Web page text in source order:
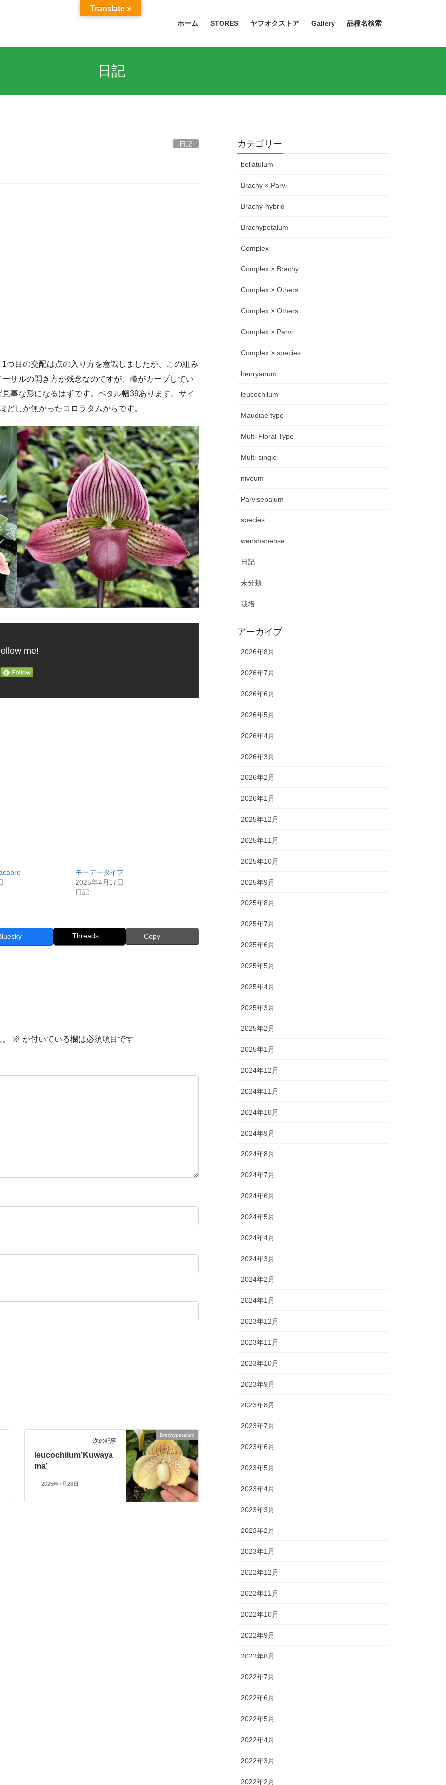
ホーム STORES ヤフオクストア Gallery 品種名検索
日記
日記
つ目の交配は点の入り方を意識しましたが、この組み
サルの開き方が残念なのですが、峰がカーブしてい
事な形になるはずです。ペタル幅39あります。サイ
どしか無かったコロラタムからです。
me!
モーデータイプ
2025年4月17日
日記
Threads Copy
※ が付いている欄は必須項目です
Brachypetalum
次の記事
leucochilum’Kuwaya
ma’
2025年7月28日
カテゴリー
bellatulum
Brachy × Parvi
Brachy-hybrid
Brachypetalum
Complex
Complex × Brachy
Complex × Others
Complex × Others
Complex × Parvi
Complex × species
henryanum
leucochilum
Maudiae type
Multi-Floral Type
Multi-single
niveum
Parvisepalum
species
wenshanense
日記
未分類
栽培
アーカイブ
2026年8月
2026年7月
2026年6月
2026年5月
2026年4月
2026年3月
2026年2月
2026年1月
2025年12月
2025年11月
2025年10月
2025年9月
2025年8月
2025年7月
2025年6月
2025年5月
2025年4月
2025年3月
2025年2月
2025年1月
2024年12月
2024年11月
2024年10月
2024年9月
2024年8月
2024年7月
2024年6月
2024年5月
2024年4月
2024年3月
2024年2月
2024年1月
2023年12月
2023年11月
2023年10月
2023年9月
2023年8月
2023年7月
2023年6月
2023年5月
2023年4月
2023年3月
2023年2月
2023年1月
2022年12月
2022年11月
2022年10月
2022年9月
2022年8月
2022年7月
2022年6月
2022年5月
2022年4月
2022年3月
2022年2月
Translate »